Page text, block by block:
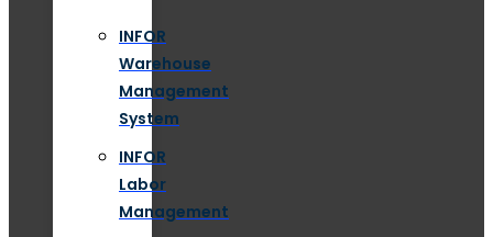
INFOR
Warehouse
Management
System
INFOR
Labor
Management